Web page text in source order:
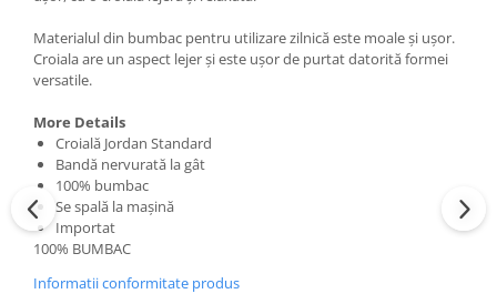
Materialul din bumbac pentru utilizare zilnică este moale și ușor.
Croiala are un aspect lejer și este ușor de purtat datorită formei
versatile.
More Details
Croială Jordan Standard
Bandă nervurată la gât
100% bumbac
Se spală la mașină
Importat
100% BUMBAC
Informatii conformitate produs